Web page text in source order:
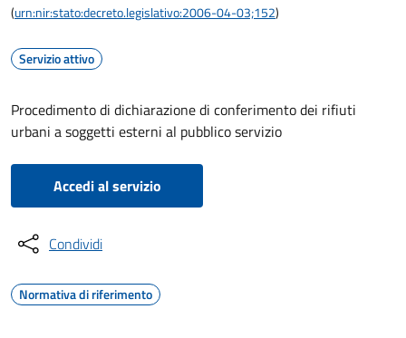
(urn:nir:stato:decreto.legislativo:2006-04-03;152)
Servizio attivo
Procedimento di dichiarazione di conferimento dei rifiuti
urbani a soggetti esterni al pubblico servizio
Accedi al servizio
Condividi
Normativa di riferimento